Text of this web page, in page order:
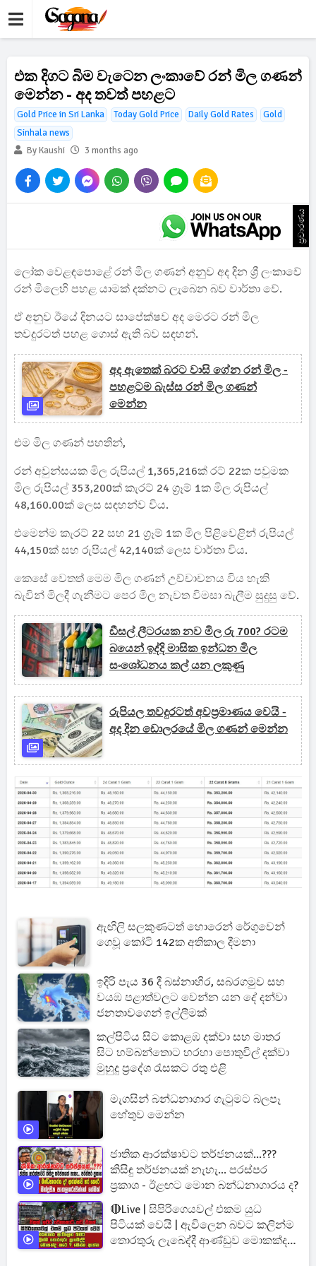
එක දිගට බිම වැටෙන ලංකාවේ රන් මිල ගණන්
මෙන්න - අද තවත් පහළට
Gold Price in Sri Lanka Today Gold Price Daily Gold Rates
Gold
Sinhala news
By Kaushi
3 months ago
ප්‍රචාරණය
ලෝක වෙළඳපොළේ රන් මිල ගණන් අනුව අද දින ශ්‍රී ලංකාවේ
රන් මිලෙහි පහළ යාමක් දක්නට ලැබෙන බව වාර්තා වේ.
ඒ අනුව ඊයේ දිනයට සාපේක්ෂව අද මෙරට රන් මිල
තවදුරටත් පහළ ගොස් ඇති බව සඳහන්.
අද ඇතෙක් බරට වාසි ගේන රන් මිල -
පහළටම බැස්ස රන් මිල ගණන්
මෙන්න
එම මිල ගණන් පහතින්,
රන් අවුන්සයක මිල රුපියල් 1,365,216ක් රට් 22ක පවුමක
මිල රුපියල් 353,200ක් කැරට් 24 ග්‍රෑම් 1ක මිල රුපියල්
48,160.00ක් ලෙස සඳහන්ව විය.
එමෙන්ම කැරට් 22 සහ 21 ග්‍රෑම් 1ක මිල පිළිවෙළින් රුපියල්
44,150ක් සහ රුපියල් 42,140ක් ලෙස වාර්තා විය.
කෙසේ වෙතත් මෙම මිල ගණන් උච්චාචනය විය හැකි
බැවින් මිලදී ගැනීමට පෙර මිල නැවත විමසා බැලීම සුදුසු වේ.
ඩීසල් ලීටරයක නව මිල රු 700? රටම
බයෙන් ඉද්දි මාසික ඉන්ධන මිල
සංශෝධනය කල් යන ලකුණු
රුපියල තවදුරටත් අවප්‍රමාණය වෙයි -
අද දින ඩොලරයේ මිල ගණන් මෙන්න
ඇඟිලි සලකුණටත් හොරෙන් රේගුවෙන්
ගෙවූ කෝටි 142ක අතිකාල දීමනා
ඉදිරි පැය 36 දී බස්නාහිර, සබරගමුව සහ
වයඹ පළාත්වලට වෙන්න යන දේ දන්වා
ජනතාවගෙන් ඉල්ලීමක්
කල්පිටිය සිට කොළඹ දක්වා සහ මාතර
සිට හම්බන්තොට හරහා පොතුවිල් දක්වා
මුහුදු ප්‍රදේශ රැසකට රතු එළි
මැගසින් බන්ධනාගාර ගැටුමට බලපෑ
හේතුව මෙන්න
ජාතික ආරක්ෂාවට තර්ජනයක්...???
කිසිඳු තර්ජනයක් නැහැ... පරස්පර
ප්‍රකාශ - ඊළඟට මොන බන්ධනාගාරය ද?
🔴Live | සිපිරිගෙයවල් එකම යුධ
පිටියක් වෙයි | ඇවිලෙන බවට කලින්ම
තොරතුරු ලැබෙද්දී ආණ්ඩුව මොකක්ද